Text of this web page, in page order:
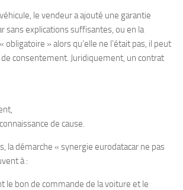
le vendeur a ajouté une garantie
sans explications suffisantes, ou en la
» alors qu’elle ne l’était pas, il peut
consentement. Juridiquement, un contrat
de cause.
la démarche « synergie eurodatacar ne pas
à :
le bon de commande de la voiture et le